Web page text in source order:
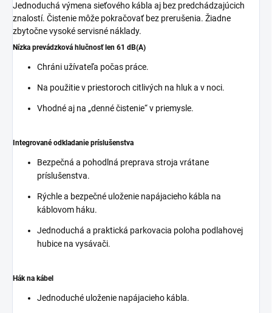
Jednoduchá výmena sieťového kábla aj bez predchádzajúcich
znalostí. Čistenie môže pokračovať bez prerušenia. Žiadne
zbytočne vysoké servisné náklady.
Nízka prevádzková hlučnosť len 61 dB(A)
Chráni užívateľa počas práce.
Na použitie v priestoroch citlivých na hluk a v noci.
Vhodné aj na „denné čistenie“ v priemysle.
Integrované odkladanie príslušenstva
Bezpečná a pohodlná preprava stroja vrátane
príslušenstva.
Rýchle a bezpečné uloženie napájacieho kábla na
káblovom háku.
Jednoduchá a praktická parkovacia poloha podlahovej
hubice na vysávači.
Hák na kábel
Jednoduché uloženie napájacieho kábla.